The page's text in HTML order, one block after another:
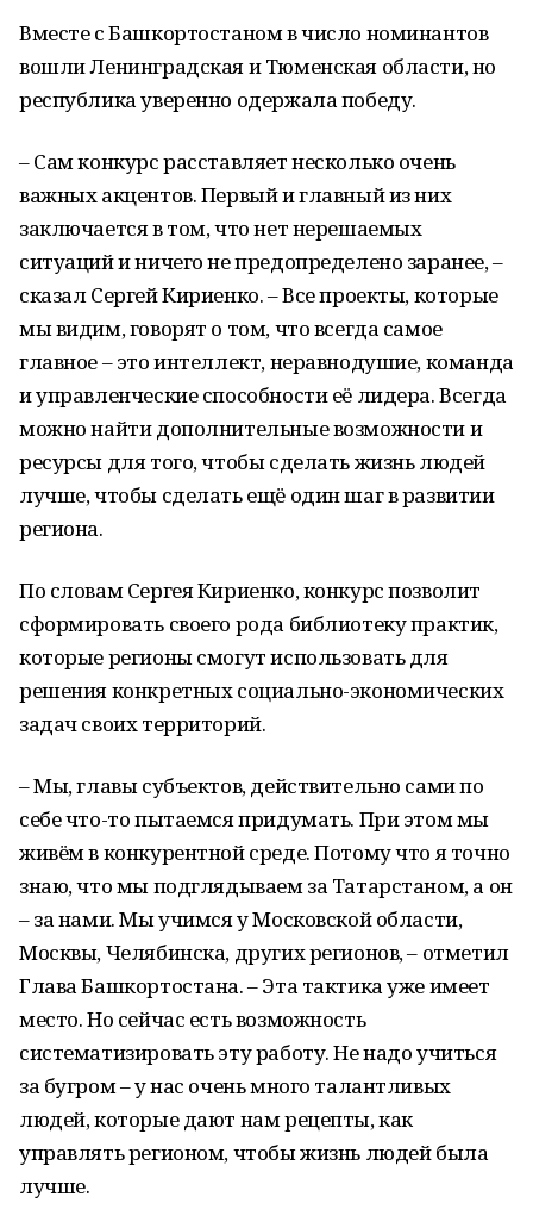
Вместе с Башкортостаном в число номинантов
вошли Ленинградская и Тюменская области, но
республика уверенно одержала победу.
– Сам конкурс расставляет несколько очень
важных акцентов. Первый и главный из них
заключается в том, что нет нерешаемых
ситуаций и ничего не предопределено заранее, –
сказал Сергей Кириенко. – Все проекты, которые
мы видим, говорят о том, что всегда самое
главное – это интеллект, неравнодушие, команда
и управленческие способности её лидера. Всегда
можно найти дополнительные возможности и
ресурсы для того, чтобы сделать жизнь людей
лучше, чтобы сделать ещё один шаг в развитии
региона.
По словам Сергея Кириенко, конкурс позволит
сформировать своего рода библиотеку практик,
которые регионы смогут использовать для
решения конкретных социально-экономических
задач своих территорий.
– Мы, главы субъектов, действительно сами по
себе что-то пытаемся придумать. При этом мы
живём в конкурентной среде. Потому что я точно
знаю, что мы подглядываем за Татарстаном, а он
– за нами. Мы учимся у Московской области,
Москвы, Челябинска, других регионов, – отметил
Глава Башкортостана. – Эта тактика уже имеет
место. Но сейчас есть возможность
систематизировать эту работу. Не надо учиться
за бугром – у нас очень много талантливых
людей, которые дают нам рецепты, как
управлять регионом, чтобы жизнь людей была
лучше.